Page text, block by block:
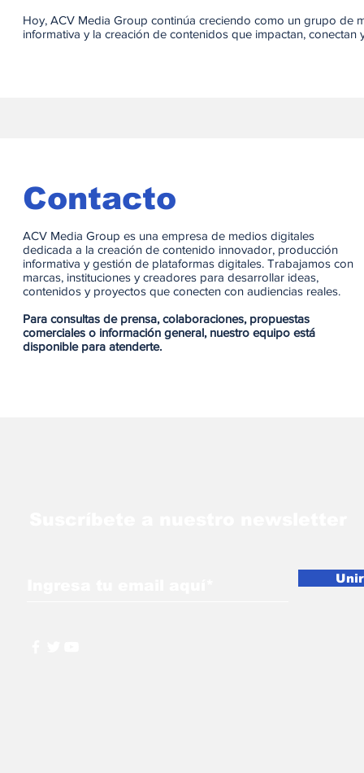
Hoy, ACV Media Group continúa creciendo como un grupo de
informativa y la creación de contenidos que impactan, conectan
Contacto
ACV Media Group es una empresa de medios digitales
dedicada a la creación de contenido innovador, producción
informativa y gestión de plataformas digitales. Trabajamos con
marcas, instituciones y creadores para desarrollar ideas,
contenidos y proyectos que conecten con audiencias reales.
Para consultas de prensa, colaboraciones, propuestas
comerciales o información general, nuestro equipo está
disponible para atenderte.